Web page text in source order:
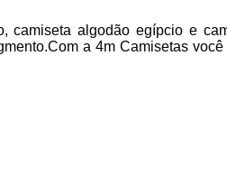
Private
camiseta algodão egípcio e
a 4m Camisetas